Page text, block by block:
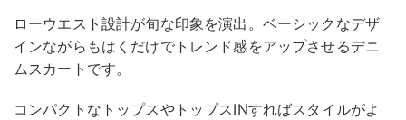
ローウエスト設計が旬な印象を演出。ベーシックなデザ
インながらもはくだけでトレンド感をアップさせるデニ
ムスカートです。
コンパクトなトップスやトップスINすればスタイルがよ